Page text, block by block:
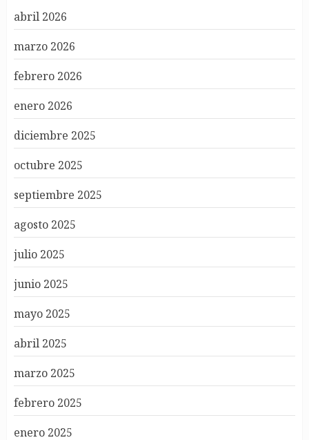
abril 2026
marzo 2026
febrero 2026
enero 2026
diciembre 2025
octubre 2025
septiembre 2025
agosto 2025
julio 2025
junio 2025
mayo 2025
abril 2025
marzo 2025
febrero 2025
enero 2025